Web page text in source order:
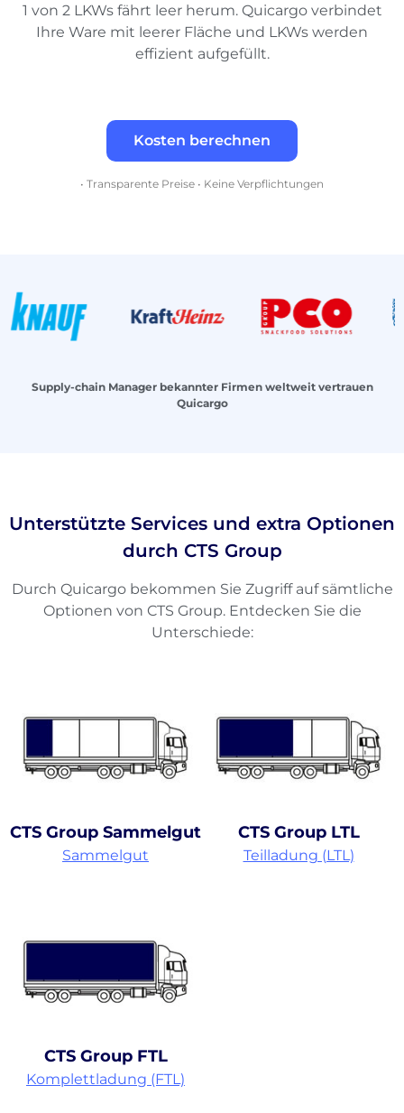
1 von 2 LKWs fährt leer herum. Quicargo verbindet
Ihre Ware mit leerer Fläche und LKWs werden
effizient aufgefüllt.
Kosten berechnen
• Transparente Preise • Keine Verpflichtungen
Supply-chain Manager bekannter Firmen weltweit vertrauen
Quicargo
Unterstützte Services und extra Optionen
durch CTS Group
Durch Quicargo bekommen Sie Zugriff auf sämtliche
Optionen von CTS Group. Entdecken Sie die
Unterschiede:
CTS Group Sammelgut
Sammelgut
CTS Group LTL
Teilladung (LTL)
CTS Group FTL
Komplettladung (FTL)